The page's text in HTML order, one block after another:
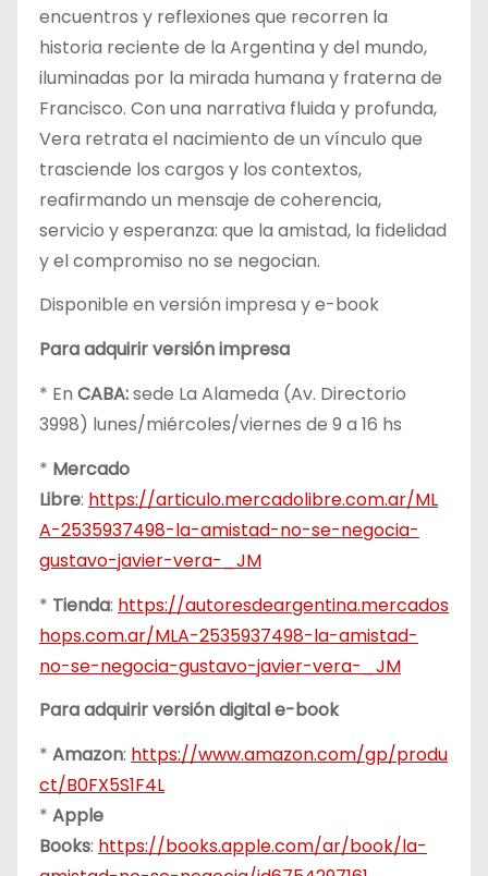
encuentros y reflexiones que recorren la
historia reciente de la Argentina y del mundo,
iluminadas por la mirada humana y fraterna de
Francisco. Con una narrativa fluida y profunda,
Vera retrata el nacimiento de un vínculo que
trasciende los cargos y los contextos,
reafirmando un mensaje de coherencia,
servicio y esperanza: que la amistad, la fidelidad
y el compromiso no se negocian.
Disponible en versión impresa y e-book
Para adquirir versión impresa
* En CABA:sede La Alameda (Av. Directorio
3998) lunes/miércoles/viernes de 9 a 16 hs
* Mercado
Libre: https://articulo.mercadolibre.com.ar/ML
A-2535937498-la-amistad-no-se-negocia-
gustavo-javier-vera-_JM
* Tienda: https://autoresdeargentina.mercados
hops.com.ar/MLA-2535937498-la-amistad-
no-se-negocia-gustavo-javier-vera-_JM
Para adquirir versión digital e-book
* Amazon: https://www.amazon.com/gp/produ
ct/B0FX5S1F4L
* Apple
Books: https://books.apple.com/ar/book/la-